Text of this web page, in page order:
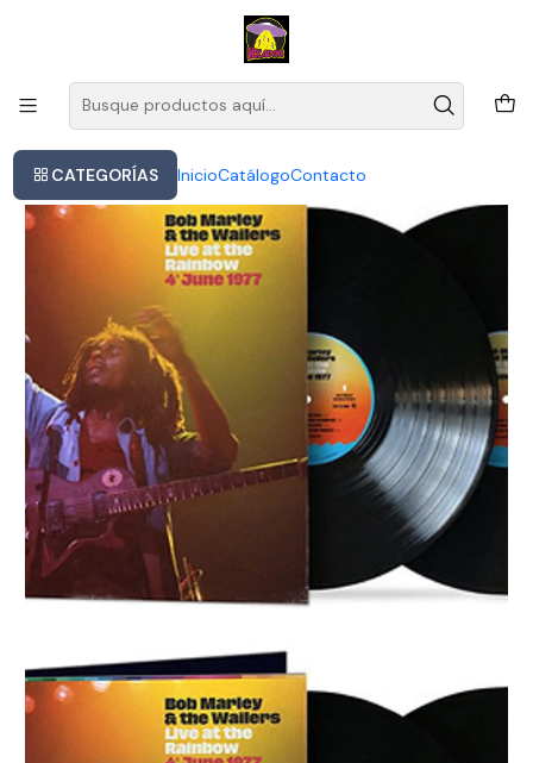
CATEGORÍAS InicioCatálogoContacto
Este es el texto del slide